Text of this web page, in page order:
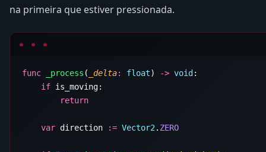
na primeira que estiver pressionada.
func _process ( _delta: float) -> void
    if
    var
direction := Vector2 .